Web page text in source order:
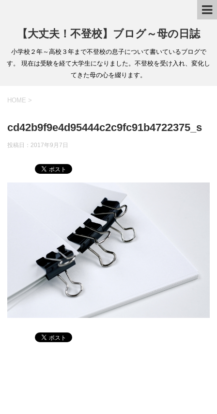
【大丈夫！不登校】ブログ～母の日誌
小学校２年～高校３年まで不登校の息子について書いているブログで
す。 現在は受験を経て大学生になりました。不登校を受け入れ、変化し
てきた母の心を綴ります。
HOME >
cd42b9f9e4d95444c2c9fc91b4722375_s
投稿日： 2017年9月7日